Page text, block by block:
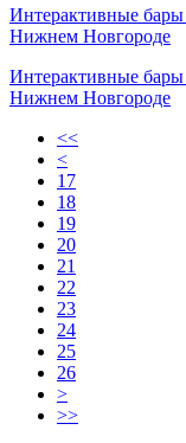
Интерактивные
Нижнем Новгороде
Интерактивные
Нижнем Новгороде
<<
<
17
18
19
20
21
22
23
24
25
26
>
>>